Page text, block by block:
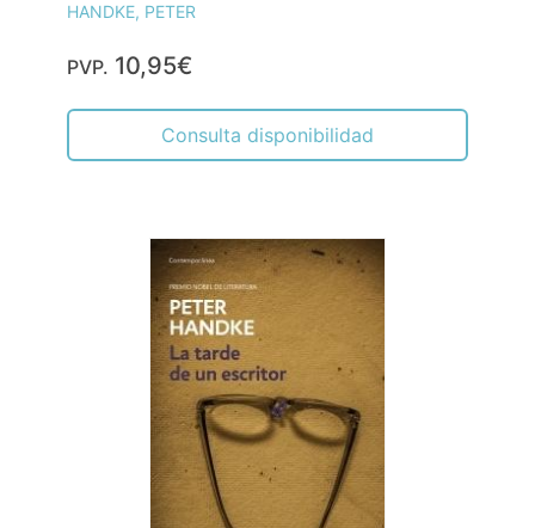
HANDKE, PETER
PVP. 10,95€
Consulta disponibilidad